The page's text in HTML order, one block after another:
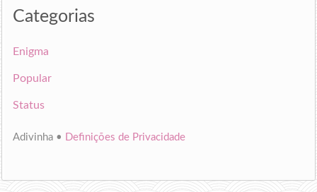
Categorias
Enigma
Popular
Status
Adivinha • Definições de Privacidade